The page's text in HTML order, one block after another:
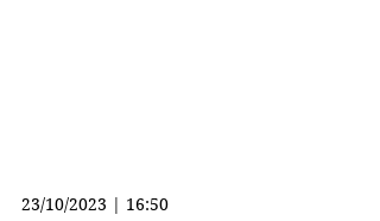
23/10/2023 | 16:50